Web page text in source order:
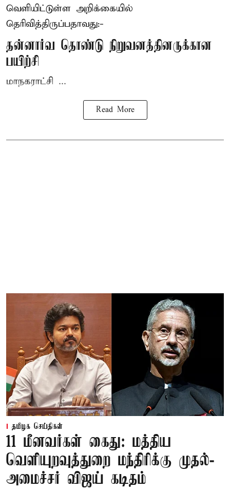
வெளியிட்டுள்ள அறிக்கையில்
தெரிவித்திருப்பதாவது:-
தன்னார்வ தொண்டு நிறுவனத்தினருக்கான
பயிற்சி
மாநகராட்சி ...
Read More
தமிழக செய்திகள்
11 மீனவர்கள் கைது: மத்திய
வெளியுறவுத்துறை மந்திரிக்கு முதல்-
அமைச்சர் விஜய் கடிதம்